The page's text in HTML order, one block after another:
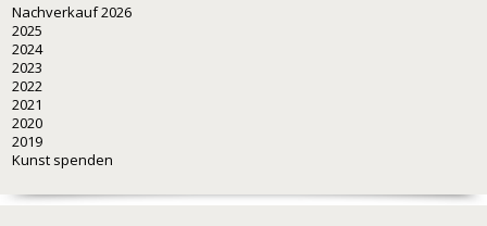
Nachverkauf 2026
2025
2024
2023
2022
2021
2020
2019
Kunst spenden